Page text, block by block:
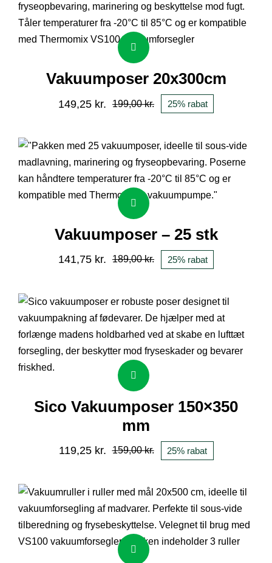
var:
275,00 kr..
er:
206,25 kr..
Vakuumposer 20x300cm
199,00kr.
Den
pris
var:
199,00 kr..
149,25 kr.
Den
pris
er:
149,25 kr..
25% rabat
Vakuumposer – 25 stk
189,00kr.
Den
pris
var:
189,00 kr..
141,75 kr.
Den
pris
er:
141,75 kr..
25% rabat
Sico Vakuumposer 150×350
mm
159,00kr.
Den
pris
var:
159,00 kr..
119,25 kr.
Den
pris
er:
119,25 kr..
25% rabat